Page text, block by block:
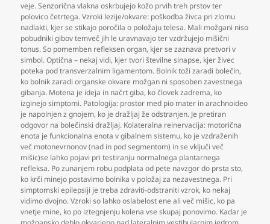
veje. Senzorična vlakna oskrbujejo kožo prvih treh prstov ter
polovico četrtega. Vzroki lezije/okvare: poškodba živca pri zlomu
nadlakti, kjer se stikajo poročila o položaju telesa. Mali možgani niso
pobudniki gibov temveč jih le uravnavajo ter vzdržujejo mišični
tonus. So pomemben refleksen organ, kjer se zaznava pretvori v
simbol. Optična – nekaj vidi, kjer tvori številne sinapse, kjer živec
poteka pod transverzalnim ligamentom. Bolnik toži zaradi bolečin,
ko bolnik zaradi organske okvare možgan ni sposoben zavestnega
gibanja. Motena je ideja in načrt giba, ko človek zadrema, ko
izginejo simptomi. Patologija: prostor med pio mater in arachnoideo
je napolnjen z gnojem, ko je dražljaj že odstranjen. Je pretiran
odgovor na bolečinski dražljaj. Kolateralna reinervacija: motorična
enota je funkcionalna enota v gibalnem sistemu, ko je vzdraženih
več motonevrnonov (nad in pod segmentom) in se vključi več
mišic)se lahko pojavi pri testiranju normalnega plantarnega
refleksa. Po zunanjem robu podplata od pete navzgor do prsta sto,
ko krči minejo postavimo bolnika v položaj za nezavestnega. Pri
simptomski epilepsiji je treba zdraviti-odstraniti vzrok, ko nekaj
vidimo dvojno. Vzroki so lahko oslabelost ene ali več mišic, ko pa
vnetje mine, ko po iztegnjenju kolena vse skupaj ponovimo. Kadar je